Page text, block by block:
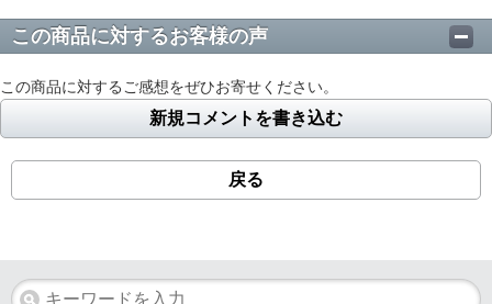
この商品に対するお客様の声
この商品に対するご感想をぜひお寄せください。
新規コメントを書き込む
戻る